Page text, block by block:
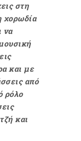
στη
χορωδία
να
και με
από
ρόλο
και